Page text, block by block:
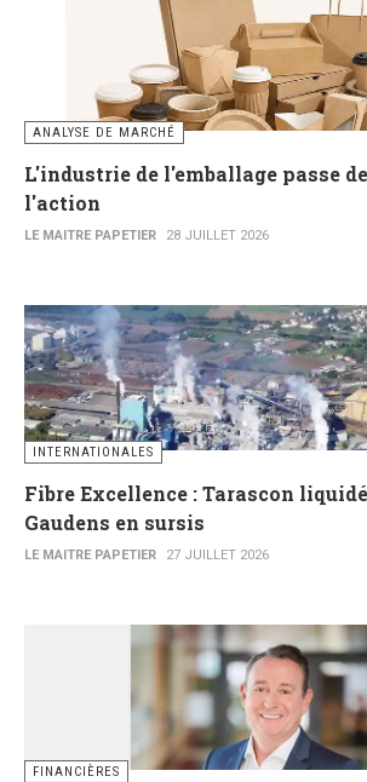
ANALYSE DE MARCHÉ
L'industrie de l'emballage passe
l'action
LE MAITRE PAPETIER 28 JUILLET 2026
INTERNATIONALES
Fibre Excellence : Tarascon
Gaudens en sursis
LE MAITRE PAPETIER 27 JUILLET 2026
FINANCIÈRES